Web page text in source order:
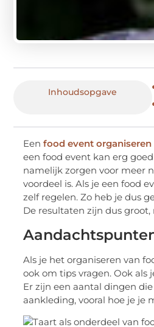
Inhoudsopgave
Een food event organiseren
een food event kan erg
namelijk zorgen voor meer
voordeel is. Als je een food
zelf regelen. Zo heb je dus
De resultaten zijn dus
Als je het organiseren van
ook om tips vragen. Ook
Er zijn een aantal dingen
aankleding, vooral hoe je je